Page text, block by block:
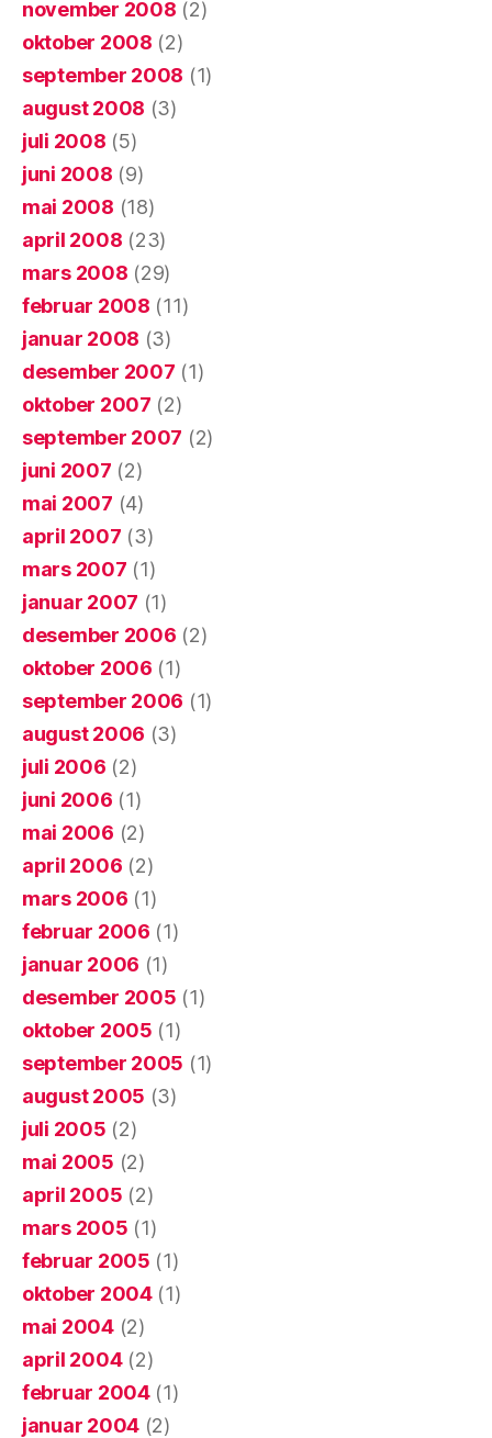
november 2008 (2)
oktober 2008 (2)
september 2008 (1)
august 2008 (3)
juli 2008 (5)
juni 2008 (9)
mai 2008 (18)
april 2008 (23)
mars 2008 (29)
februar 2008 (11)
januar 2008 (3)
desember 2007 (1)
oktober 2007 (2)
september 2007 (2)
juni 2007 (2)
mai 2007 (4)
april 2007 (3)
mars 2007 (1)
januar 2007 (1)
desember 2006 (2)
oktober 2006 (1)
september 2006 (1)
august 2006 (3)
juli 2006 (2)
juni 2006 (1)
mai 2006 (2)
april 2006 (2)
mars 2006 (1)
februar 2006 (1)
januar 2006 (1)
desember 2005 (1)
oktober 2005 (1)
september 2005 (1)
august 2005 (3)
juli 2005 (2)
mai 2005 (2)
april 2005 (2)
mars 2005 (1)
februar 2005 (1)
oktober 2004(1)
mai 2004(2)
april 2004(2)
februar 2004(1)
januar 2004 (2)